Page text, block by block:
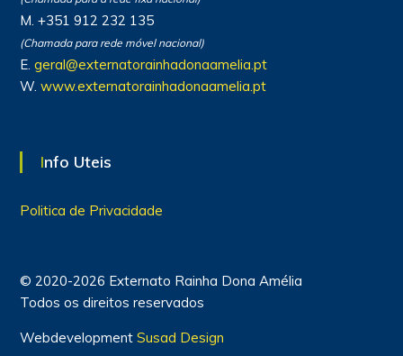
M. +351 912 232 135
(Chamada para rede móvel nacional)
E. geral@externatorainhadonaamelia.pt
W. www.externatorainhadonaamelia.pt
Info Uteis
Politica de Privacidade
© 2020-2026 Externato Rainha Dona Amélia
Todos os direitos reservados
Webdevelopment Susad Design